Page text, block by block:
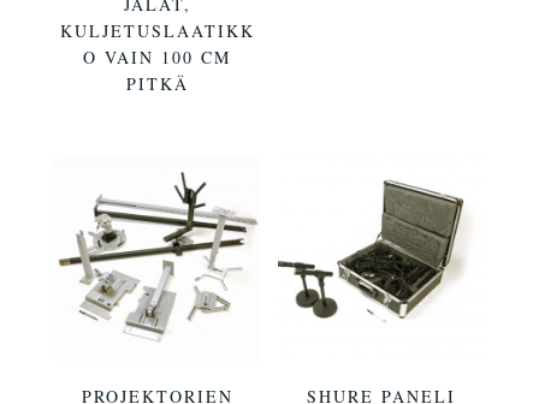
KULJETUSLAATIKK
O VAIN 100 CM
PITKÄ
PROJEKTORIEN SHURE PANELI